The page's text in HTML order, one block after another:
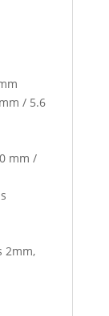
/ 5.6
mm /
2mm,